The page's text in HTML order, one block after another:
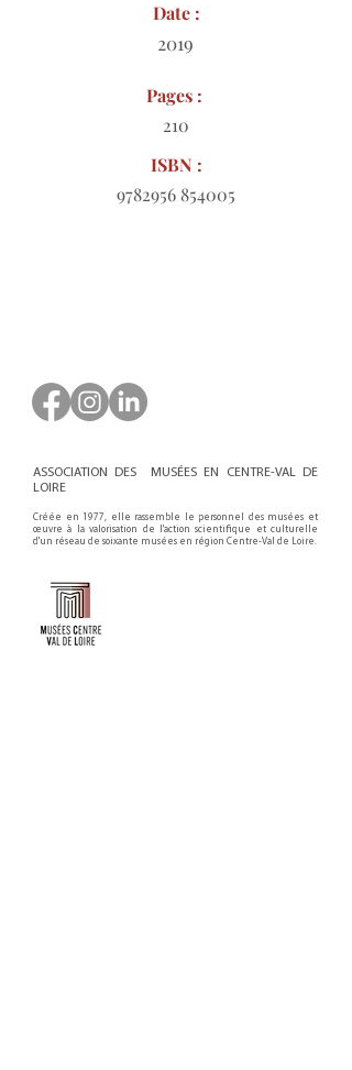
Date :
2019
Pages :
210
ISBN :
9782956 854005
ASSOCIATION DES MUSÉES EN CENTRE-VAL DE
LOIRE
Créée en 1977, elle rassemble le personnel des musées et
œuvre à la valorisation de l'action scientifique et culturelle
d'un réseau de soixante musées en région Centre-Val de Loire.